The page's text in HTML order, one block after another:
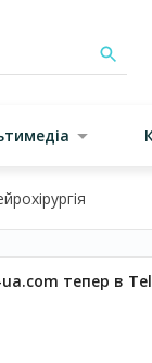
тепер в